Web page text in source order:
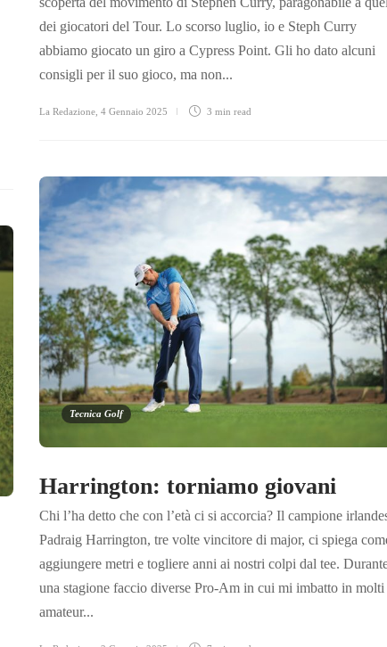
dei giocatori del Tour. Lo scorso luglio, io e Steph Curry
abbiamo giocato un giro a Cypress Point. Gli ho dato alcuni
consigli per il suo gioco, ma non...
La Redazione 4 Gennaio 2025 3 min read
Tecnica Golf
Harrington: torniamo giovani
Chi l’ha detto che con l’età ci si accorcia? Il campione
Padraig Harrington, tre volte vincitore di major, ci spiega
aggiungere metri e togliere anni ai nostri colpi dal tee.
una stagione faccio diverse Pro-Am in cui mi imbatto in molti
amateur...